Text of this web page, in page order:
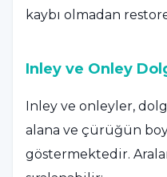
kaybı olmadan
Inley ve Onley
Inley ve onleyler,
alana ve çürüğün
göstermektedir.